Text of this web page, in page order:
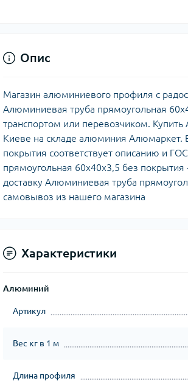
Опис
Магазин алюминиевого профиля с
Алюминиевая труба прямоугольная
транспортом или перевозчиком.
Киеве на складе алюминия Алюмаркет.
покрытия соответствует описанию и
прямоугольная 60х40х3,5 без
доставку Алюминиевая труба
самовывоз из нашего магазина
Характеристики
Алюминий
Артикул
Вес кг в 1 м
Длина профиля